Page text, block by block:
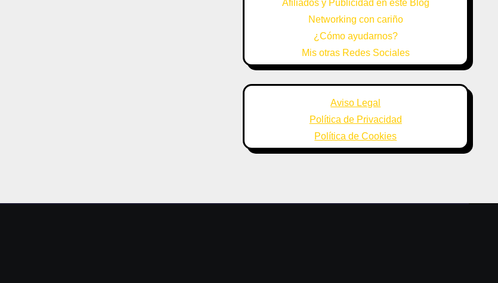
Afiliados y Publicidad en este Blog
Networking con cariño
¿Cómo ayudarnos?
Mis otras Redes Sociales
Aviso Legal
Política de Privacidad
Política de Cookies